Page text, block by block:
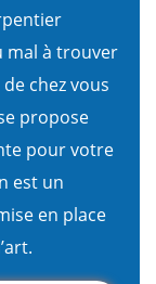
mal à trouver
chez vous
propose
pour votre
est un
en place